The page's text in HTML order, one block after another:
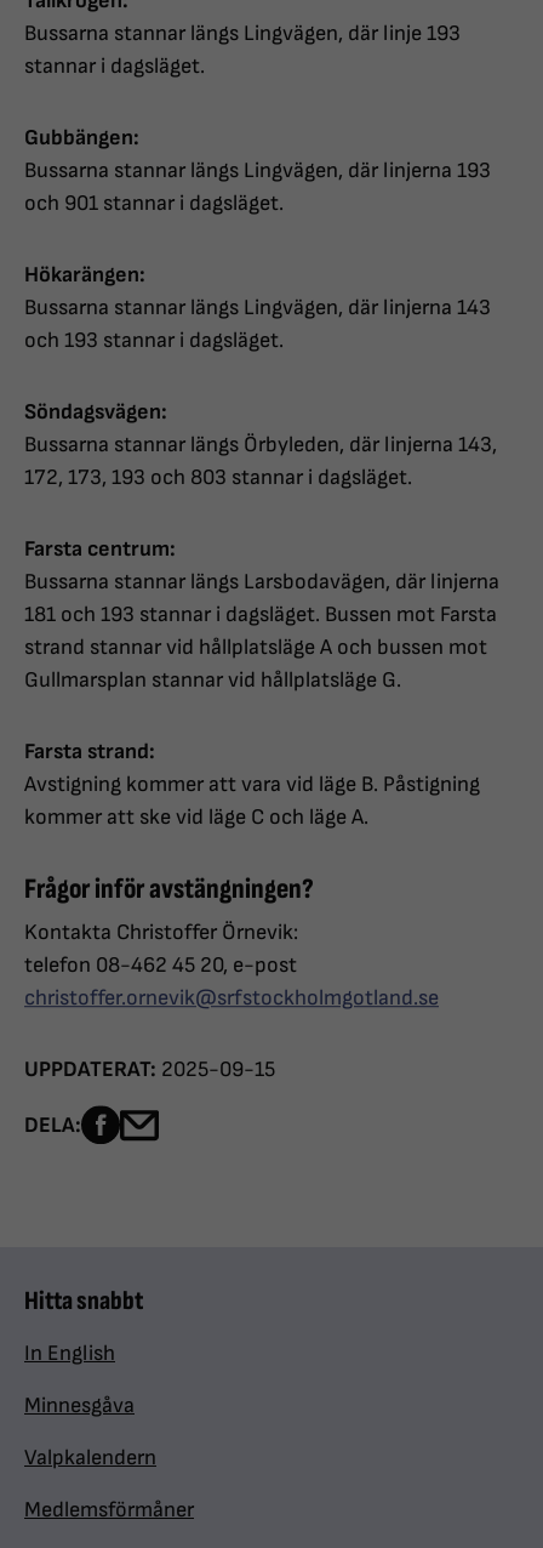
Bussarna stannar längs Lingvägen, där linje 193
stannar i dagsläget.
Gubbängen:
Bussarna stannar längs Lingvägen, där linjerna 193
och 901 stannar i dagsläget.
Hökarängen:
Bussarna stannar längs Lingvägen, där linjerna 143
och 193 stannar i dagsläget.
Söndagsvägen:
Bussarna stannar längs Örbyleden, där linjerna 143,
172, 173, 193 och 803 stannar i dagsläget.
Farsta centrum:
Bussarna stannar längs Larsbodavägen, där linjerna
181 och 193 stannar i dagsläget. Bussen mot Farsta
strand stannar vid hållplatsläge A och bussen mot
Gullmarsplan stannar vid hållplatsläge G.
Farsta strand:
Avstigning kommer att vara vid läge B. Påstigning
kommer att ske vid läge C och läge A.
Frågor inför avstängningen?
Kontakta Christoffer Örnevik:
telefon 08-462 45 20, e-post
christoffer.ornevik@srfstockholmgotland.se
UPPDATERAT: 2025-09-15
DELA: Dela sidan på Facebook
Hitta snabbt
In English
Minnesgåva
Valpkalendern
Medlemsförmåner